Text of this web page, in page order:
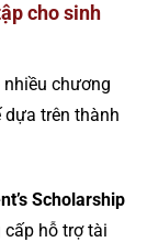
cho sinh
chương
trên thành
Scholarship
cấp hỗ trợ tài